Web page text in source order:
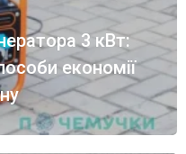
3 кВт:
економії